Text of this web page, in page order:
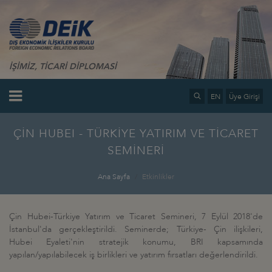
İŞİMİZ, TİCARİ DİPLOMASİ
EN Üye Girişi
ÇİN HUBEI - TÜRKİYE YATIRIM VE TİCARET
SEMİNERİ
Ana Sayfa Etkinlikler
Çin Hubei-Türkiye Yatırım ve Ticaret Semineri, 7 Eylül 2018'de
İstanbul'da gerçekleştirildi. Seminerde; Türkiye- Çin ilişkileri,
Hubei Eyaleti'nin stratejik konumu, BRI kapsamında
yapılan/yapılabilecek iş birlikleri ve yatırım fırsatları değerlendirildi.